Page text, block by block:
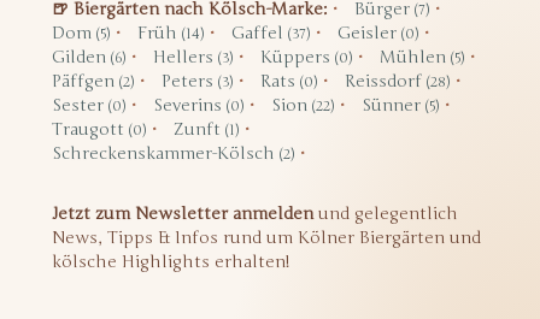
🍺 Biergärten nach Kölsch-Marke: Bürger (7)
Dom (5) Früh (14) Gaffel (37) Geisler (0)
Gilden (6) Hellers (3) Küppers (0) Mühlen (5)
Päffgen (2) Peters (3) Rats (0) Reissdorf (28)
Sester (0) Severins (0) Sion (22) Sünner (5)
Traugott (0) Zunft (1)
Schreckenskammer-Kölsch (2)
Jetzt zum Newsletter anmeldenund gelegentlich
News, Tipps & Infos rund um Kölner Biergärten und
kölsche Highlights erhalten!